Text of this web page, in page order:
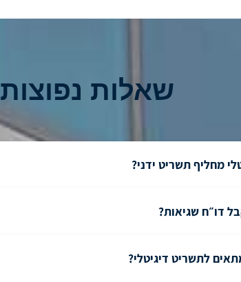
שאלות נפוצות
מחליף תשריט ידני?
דו״ח שגיאות?
לתשריט דיגיטלי?